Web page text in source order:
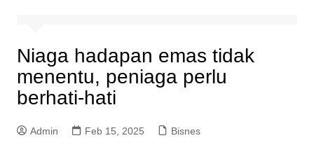
Niaga hadapan emas tidak
menentu, peniaga perlu
berhati-hati
Admin Feb 15, 2025 Bisnes